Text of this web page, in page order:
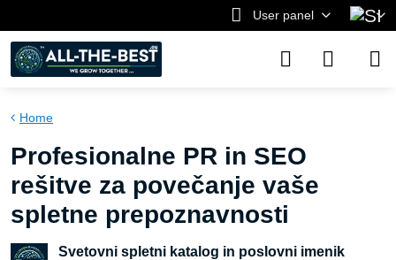
User panel
Home
Profesionalne PR in SEO
rešitve za povečanje vaše
spletne prepoznavnosti
Svetovni spletni katalog in poslovni imenik